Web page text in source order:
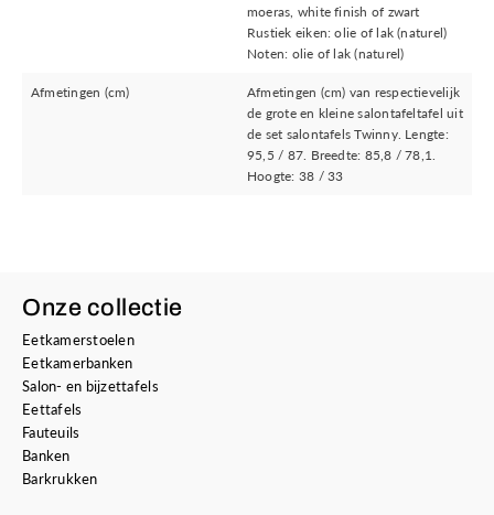
moeras, white finish of zwart
Rustiek eiken: olie of lak (naturel)
Noten: olie of lak (naturel)
Afmetingen (cm)
Afmetingen (cm) van respectievelijk
de grote en kleine salontafeltafel uit
de set salontafels Twinny. Lengte:
95,5 / 87. Breedte: 85,8 / 78,1.
Hoogte: 38 / 33
Onze collectie
Eetkamerstoelen
Eetkamerbanken
Salon- en bijzettafels
Eettafels
Fauteuils
Banken
Barkrukken